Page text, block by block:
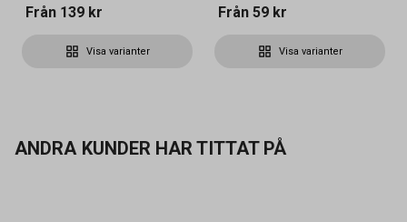
Från 139 kr
Visa varianter
Från 59 kr
Visa varianter
ANDRA KUNDER HAR TITTAT PÅ